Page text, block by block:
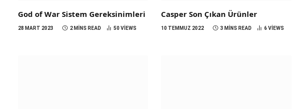
God of War Sistem Gereksinimleri
28 MART 2023 2 MINS READ 50 VIEWS
Casper Son Çıkan Ürünler
10 TEMMUZ 2022 3 MINS READ 6VIEWS